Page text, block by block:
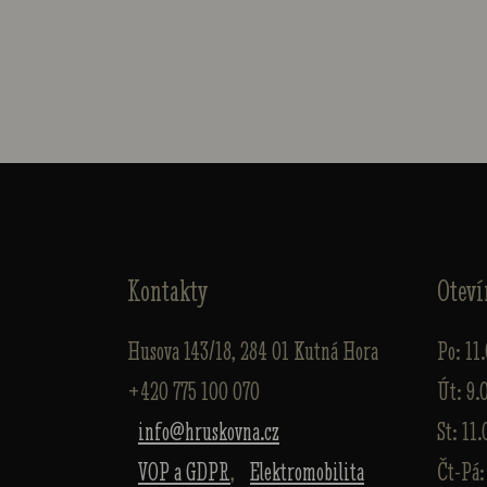
Kontakty
Husova 143/18, 284 01 Kutná Hora
+420 775 100 070
info@hruskovna.cz
VOP a GDPR, Elektromobilita
Po:
Út:
St:
Čt-